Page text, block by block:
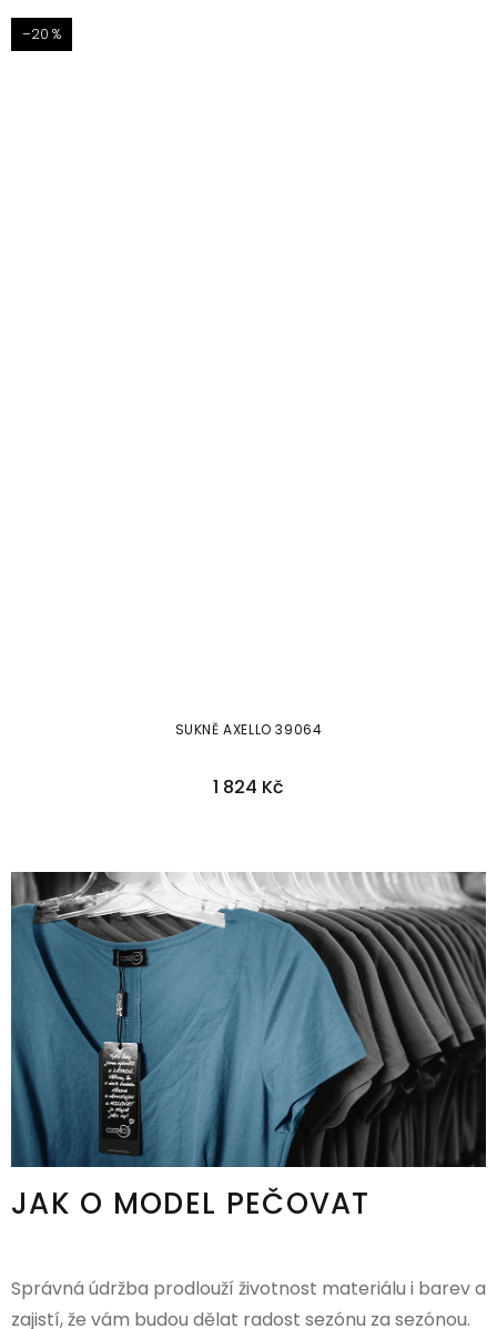
–20 %
SUKNĚ AXELLO 39064
1 824 Kč
JAK O MODEL PEČOVAT
Správná údržba prodlouží životnost materiálu i barev a
zajistí, že vám budou dělat radost sezónu za sezónou.